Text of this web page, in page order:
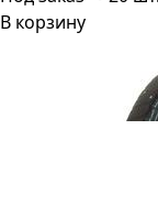
В корзину